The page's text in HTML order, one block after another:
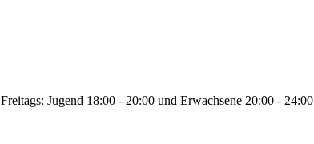
Freitags: Jugend 18:00 - 20:00 und Erwachsene 20:00 - 24:00